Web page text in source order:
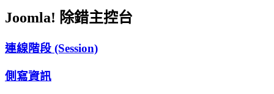
Joomla! 除錯主控台
連線階段 (Session)
側寫資訊